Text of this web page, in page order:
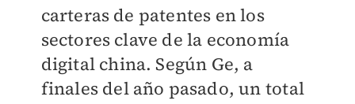
carteras de patentes en los
sectores clave de la economía
digital china. Según Ge, a
finales del año pasado, un total